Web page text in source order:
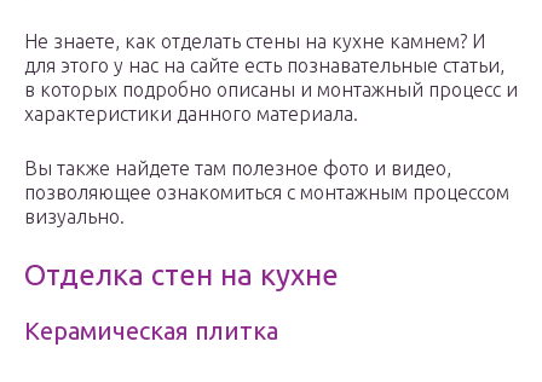
Не знаете, как отделать стены на кухне камнем? И
для этого у нас на сайте есть познавательные статьи,
в которых подробно описаны и монтажный процесс и
характеристики данного материала.
Вы также найдете там полезное фото и видео,
позволяющее ознакомиться с монтажным процессом
визуально.
Отделка стен на кухне
Керамическая плитка